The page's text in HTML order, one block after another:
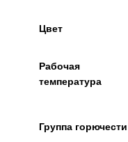
Цвет
Рабочая
температура
Группа горючести